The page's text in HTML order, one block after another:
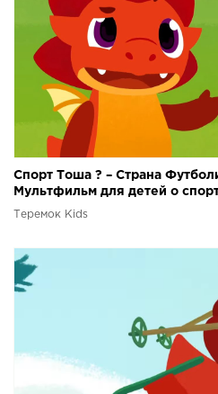
Спорт Тоша ? – Страна
Мультфильм для детей о
Теремок Kids